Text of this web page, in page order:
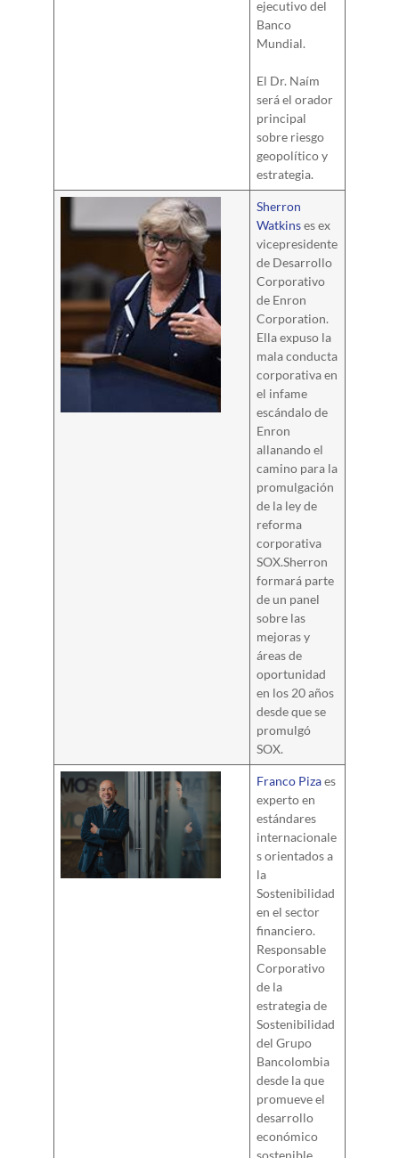
ejecutivo del
Banco
Mundial.
El Dr. Naím
será el orador
principal
sobre riesgo
geopolítico y
estrategia.
Sherron
Watkinses ex
vicepresidente
de Desarrollo
Corporativo
de Enron
Corporation.
Ella expuso la
mala conducta
corporativa en
el infame
escándalo de
Enron
allanando el
camino para la
promulgación
de la ley de
reforma
corporativa
SOX.Sherron
formará parte
de un panel
sobre las
mejoras y
áreas de
oportunidad
en los 20 años
desde que se
promulgó
SOX.
Franco Pizaes
experto en
estándares
internacionale
s orientados a
la
Sostenibilidad
en el sector
financiero.
Responsable
Corporativo
de la
estrategia de
Sostenibilidad
del Grupo
Bancolombia
desde la que
promueve el
desarrollo
económico